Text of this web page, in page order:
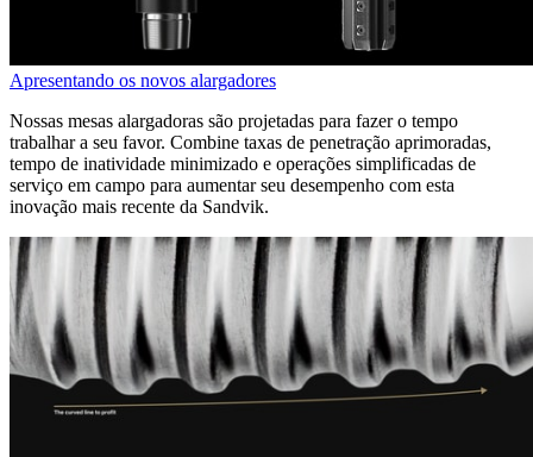
Apresentando os novos alargadores
Nossas mesas alargadoras são projetadas para fazer o tempo
trabalhar a seu favor. Combine taxas de penetração aprimoradas,
tempo de inatividade minimizado e operações simplificadas de
serviço em campo para aumentar seu desempenho com esta
inovação mais recente da Sandvik.